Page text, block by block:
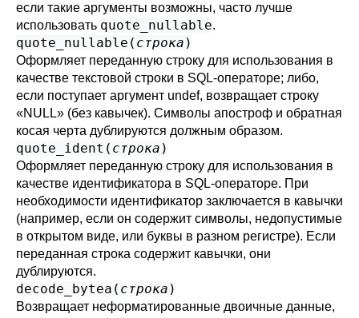
если такие аргументы возможны, часто лучше
использовать quote_nullable.
quote_nullable( строка )
Оформляет переданную строку для использования в
качестве текстовой строки в SQL-операторе; либо,
если поступает аргумент undef, возвращает строку
«NULL» (без кавычек). Символы апостроф и обратная
косая черта дублируются должным образом.
quote_ident( строка )
Оформляет переданную строку для использования в
качестве идентификатора в SQL-операторе. При
необходимости идентификатор заключается в кавычки
(например, если он содержит символы, недопустимые
в открытом виде, или буквы в разном регистре). Если
переданная строка содержит кавычки, они
дублируются.
decode_bytea( строка )
Возвращает неформатированные двоичные данные,